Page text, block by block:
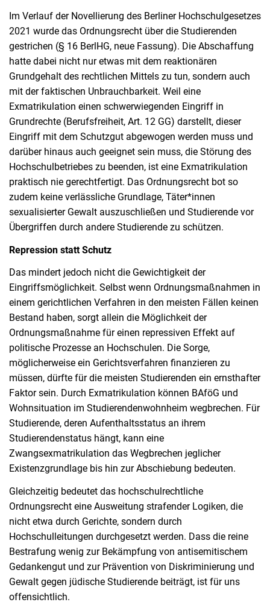
Im Verlauf der Novellierung des Berliner Hochschulgesetzes
2021 wurde das Ordnungsrecht über die Studierenden
gestrichen (§ 16 BerlHG, neue Fassung). Die Abschaffung
hatte dabei nicht nur etwas mit dem reaktionären
Grundgehalt des rechtlichen Mittels zu tun, sondern auch
mit der faktischen Unbrauchbarkeit. Weil eine
Exmatrikulation einen schwerwiegenden Eingriff in
Grundrechte (Berufsfreiheit, Art. 12 GG) darstellt, dieser
Eingriff mit dem Schutzgut abgewogen werden muss und
darüber hinaus auch geeignet sein muss, die Störung des
Hochschulbetriebes zu beenden, ist eine Exmatrikulation
praktisch nie gerechtfertigt. Das Ordnungsrecht bot so
zudem keine verlässliche Grundlage, Täter*innen
sexualisierter Gewalt auszuschließen und Studierende vor
Übergriffen durch andere Studierende zu schützen.
Repression statt Schutz
Das mindert jedoch nicht die Gewichtigkeit der
Eingriffsmöglichkeit. Selbst wenn Ordnungsmaßnahmen in
einem gerichtlichen Verfahren in den meisten Fällen keinen
Bestand haben, sorgt allein die Möglichkeit der
Ordnungsmaßnahme für einen repressiven Effekt auf
politische Prozesse an Hochschulen. Die Sorge,
möglicherweise ein Gerichtsverfahren finanzieren zu
müssen, dürfte für die meisten Studierenden ein ernsthafter
Faktor sein. Durch Exmatrikulation können BAföG und
Wohnsituation im Studierendenwohnheim wegbrechen. Für
Studierende, deren Aufenthaltsstatus an ihrem
Studierendenstatus hängt, kann eine
Zwangsexmatrikulation das Wegbrechen jeglicher
Existenzgrundlage bis hin zur Abschiebung bedeuten.
Gleichzeitig bedeutet das hochschulrechtliche
Ordnungsrecht eine Ausweitung strafender Logiken, die
nicht etwa durch Gerichte, sondern durch
Hochschulleitungen durchgesetzt werden. Dass die reine
Bestrafung wenig zur Bekämpfung von antisemitischem
Gedankengut und zur Prävention von Diskriminierung und
Gewalt gegen jüdische Studierende beiträgt, ist für uns
offensichtlich.